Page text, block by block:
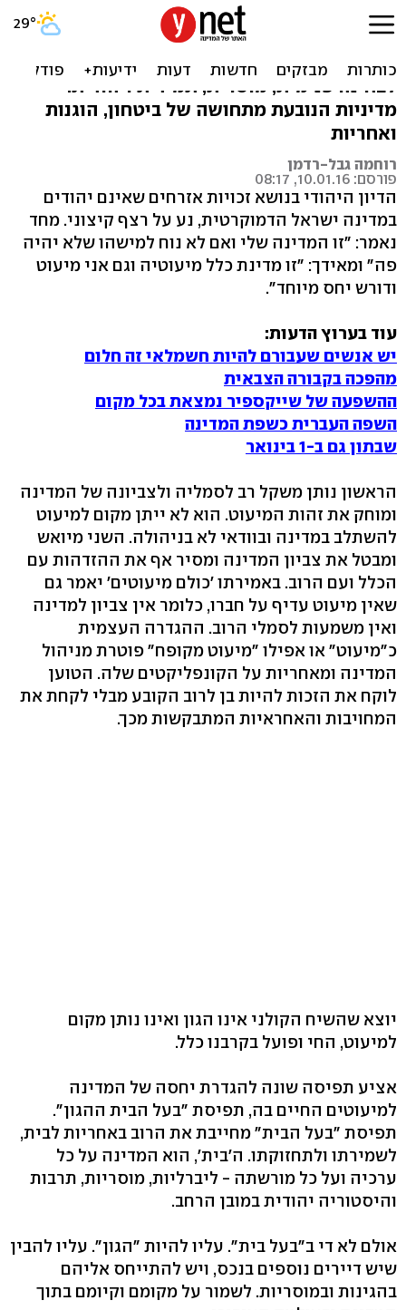
בעל הבית ההגון
הקריאה למדיניות של "בעל הבית ההגון" קוראת
לבחינה פנימית, מוסרית, תמידית ויהודית.
מדיניות הנובעת מתחושה של ביטחון, הוגנות
ואחריות
רוחמה גבל-רדמן
פורסם: 10.01.16, 08:17
הדיון היהודי בנושא זכויות אזרחים שאינם יהודים
במדינה ישראל הדמוקרטית, נע על רצף קיצוני. מחד
נאמר: "זו המדינה שלי ואם לא נוח למישהו שלא יהיה
פה" ומאידך: "זו מדינת כלל מיעוטיה וגם אני מיעוט
ודורש יחס מיוחד".
עוד בערוץ הדעות:
יש אנשים שעבורם להיות חשמלאי זה חלום
מהפכה בקבורה הצבאית
ההשפעה של שייקספיר נמצאת בכל מקום
השפה העברית כשפת המדינה
שבתון גם ב-1 בינואר
הראשון נותן משקל רב לסמליה ולצביונה של המדינה
ומוחק את זהות המיעוט. הוא לא ייתן מקום למיעוט
להשתלב במדינה ובוודאי לא בניהולה. השני מיואש
ומבטל את צביון המדינה ומסיר אף את ההזדהות עם
הכלל ועם הרוב. באמירתו 'כולם מיעוטים' יאמר גם
שאין מיעוט עדיף על חברו, כלומר אין צביון למדינה
ואין משמעות לסמלי הרוב. ההגדרה העצמית
כ"מיעוט" או אפילו "מיעוט מקופח" פוטרת מניהול
המדינה ומאחריות על הקונפליקטים שלה. הטוען
לוקח את הזכות להיות בן לרוב הקובע מבלי לקחת את
המחויבות והאחראיות המתבקשות מכך.
יוצא שהשיח הקולני אינו הגון ואינו נותן מקום
למיעוט, החי ופועל בקרבנו כלל.
אציע תפיסה שונה להגדרת יחסה של המדינה
למיעוטים החיים בה, תפיסת "בעל הבית ההגון".
תפיסת "בעל הבית" מחייבת את הרוב באחריות לבית,
לשמירתו ולתחזוקתו. ה'בית', הוא המדינה על כל
ערכיה ועל כל מורשתה - ליברליות, מוסריות, תרבות
והיסטוריה יהודית במובן הרחב.
אולם לא די ב"בעל בית". עליו להיות "הגון". עליו להבין
שיש דיירים נוספים בנכס, ויש להתייחס אליהם
בהגינות ובמוסריות. לשמור על מקומם וקיומם בתוך